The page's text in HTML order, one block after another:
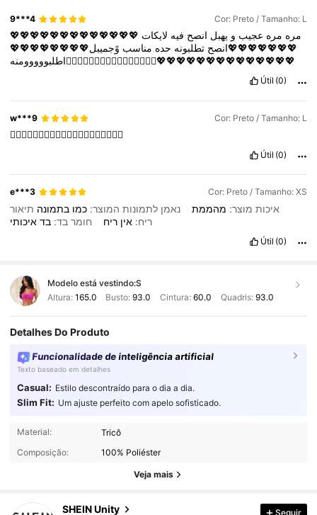
9***4 Cor: Preto / Tamanho: L
مره مره عجيب و يهبل انصح فيه لايكات 💖💖💖💖💖💖💖💖💖💖💖💖💖
💖💖💖💖💖💖💖انصح تطلبونه حده مناسب وًجميبل💖💖💖💖💖💖💖💖
💖💖💖💖💖💖💖💖💖💖💖💖💖💖❤️‍🔥❤️‍🔥❤️‍🔥❤️‍🔥❤️‍🔥❤️‍🔥❤️‍🔥❤️‍🔥اطلبووووومنه
Útil (0)
w***9 Cor: Preto / Tamanho: L
👍🏻👍🏻👍🏻👍🏻👍🏻👍🏻👍🏻👍🏻👍🏻👍🏻
Útil (0)
e***3 Cor: Preto / Tamanho: XS
איכות מוצר: מהממת נאמן לתמונות המוצר: כמו בתמונה תיאור
ריח: אין ריח חומר בד: בד איכותי
Útil (0)
Modelo está vestindo:S
Altura: 165.0 Busto:93.0 Cintura: 60.0 Quadris: 93.0
Detalhes Do Produto
Funcionalidade de inteligência artificial
Texto baseado em detalhes
Casual: Estilo descontraído para o dia a dia.
Slim Fit: Um ajuste perfeito com apelo sofisticado.
Material:
Tricô
Composição:
100% Poliéster
Veja mais
SHEIN Unity
546K Seguidores
546K Seguidores
Seguir